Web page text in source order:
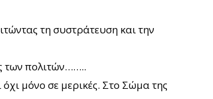
τη συστράτευση και την
των πολιτών……..
μόνο σε μερικές. Στο Σώμα της